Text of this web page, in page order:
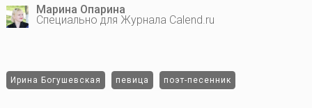
Марина Опарина
Специально для Журнала Calend.ru
Ирина Богушевская певица поэт-песенник